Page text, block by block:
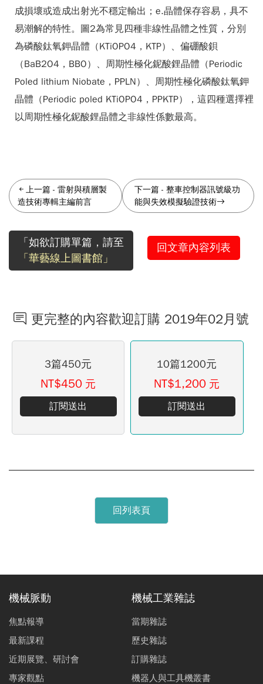
成損壞或造成出射光不穩定輸出；e.晶體保存容易，具不
易潮解的特性。圖2為常見四種非線性晶體之性質，分別
為磷酸鈦氧鉀晶體（KTiOPO4，KTP）、偏硼酸鋇
（BaB2O4，BBO）、周期性極化鈮酸鋰晶體（Periodic
Poled lithium Niobate，PPLN）、周期性極化磷酸鈦氧鉀
晶體（Periodic poled KTiOPO4，PPKTP），這四種選擇裡
以周期性極化鈮酸鋰晶體之非線性係數最高。
上一篇 - 雷射與積層製
造技術專輯主編前言
下一篇 -整車控制器訊號級功
能與失效模擬驗證技術
「如欲訂購單篇，請至
「華藝線上圖書館」
回文章內容列表
更完整的內容歡迎訂購 2019年02月號
3篇450元
NT$450 元
訂閱送出
10篇1200元
NT$1,200 元
訂閱送出
回列表頁
機械脈動
焦點報導
最新課程
近期展覽、研討會
專家觀點
機械工業雜誌
當期雜誌
歷史雜誌
訂購雜誌
機器人與工具機叢書